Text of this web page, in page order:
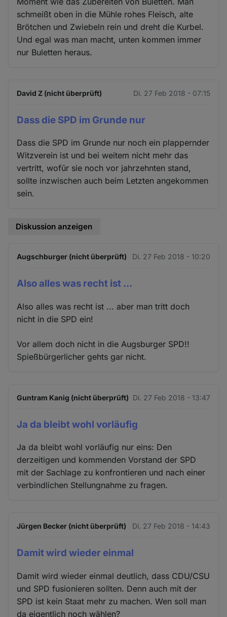
schmeißt oben in die Mühle rohes Fleisch, alte
Brötchen und Zwiebeln rein und dreht die Kurbel.
Und egal was man macht, unten kommen immer
nur Buletten heraus.
David Z (nicht überprüft) Di. 27 Feb 2018 - 07:15
Dass die SPD im Grunde nur
Dass die SPD im Grunde nur noch ein plappernder
Witzverein ist und bei weitem nicht mehr das
vertritt, wofūr sie noch vor jahrzehnten stand,
sollte inzwischen auch beim Letzten angekommen
sein.
Diskussion anzeigen
Augschburger (nicht überprüft) Di. 27 Feb 2018 - 10:20
Also alles was recht ist ...
Also alles was recht ist ... aber man tritt doch
nicht in die SPD ein!
Vor allem doch nicht in die Augsburger SPD!!
Spießbürgerlicher gehts gar nicht.
Guntram Kanig (nicht überprüft) Di. 27 Feb 2018 - 13:47
Ja da bleibt wohl vorläufig
Ja da bleibt wohl vorläufig nur eins: Den
derzeitigen und kommenden Vorstand der SPD
mit der Sachlage zu konfrontieren und nach einer
verbindlichen Stellungnahme zu fragen.
Jürgen Becker (nicht überprüft) Di. 27 Feb 2018 - 14:43
Damit wird wieder einmal
Damit wird wieder einmal deutlich, dass CDU/CSU
und SPD fusionieren sollten. Denn auch mit der
SPD ist kein Staat mehr zu machen. Wen soll man
da eigentlich noch wählen?